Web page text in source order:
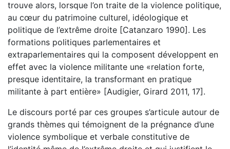
trouve alors, lorsque l’on traite de la violence politique,
au cœur du patrimoine culturel, idéologique et
politique de l’extrême droite [Catanzaro 1990]. Les
formations politiques parlementaires et
extraparlementaires qui la composent développent en
effet avec la violence militante une «relation forte,
presque identitaire, la transformant en pratique
militante à part entière» [Audigier, Girard 2011, 17].
Le discours porté par ces groupes s’articule autour de
grands thèmes qui témoignent de la prégnance d’une
violence symbolique et verbale constitutive de